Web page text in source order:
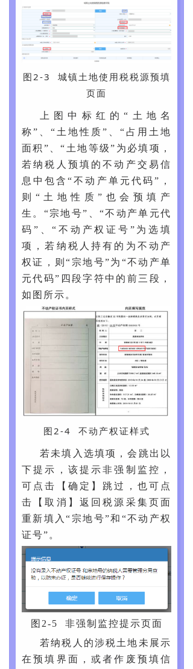
图2-3 城镇土地使用税税源预填
页面
上图中标红的“土地名
称”、“土地性质”、“占用土地
面积”、“土地等级”为必填项，
若纳税人预填的不动产交易信
息中包含“不动产单元代码”，
则“土地性质”也会预填产
生。“宗地号”、“不动产单元代
码”、“不动产权证号”为选填
项，若纳税人持有的为不动产
权证，则“宗地号”为“不动产单
元代码”四段字符中的前三段，
如图所示。
图2-4 不动产权证样式
若未填入选填项，会跳出以
下提示，该提示非强制监控，
可点击【确定】跳过，也可点
击【取消】返回税源采集页面
重新填入“宗地号”和“不动产权
证号”。
图2-5 非强制监控提示页面
若纳税人的涉税土地未展示
在预填界面，或者作废预填信